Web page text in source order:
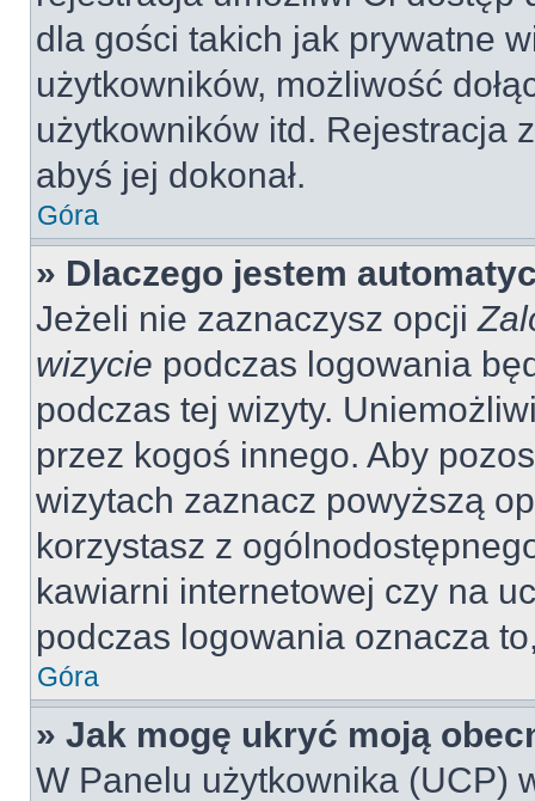
dla gości takich jak prywatne
użytkowników, możliwość
użytkowników itd. Rejestracja
abyś jej dokonał.
Góra
» Dlaczego jestem
Jeżeli nie zaznaczysz opcji
wizycie podczas logowania
podczas tej wizyty.
przez kogoś innego. Aby
wizytach zaznacz powyższą
korzystasz z
kawiarni internetowej czy na
podczas logowania oznacza
Góra
» Jak mogę ukryć moją
W Panelu użytkownika (UCP)